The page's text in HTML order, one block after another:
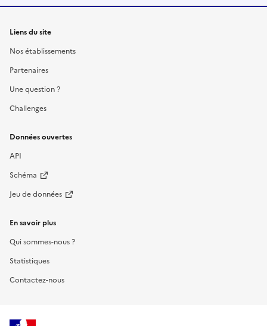
Liens du site
Nos établissements
Partenaires
Une question ?
Challenges
Données ouvertes
API
Schéma
Jeu de données
En savoir plus
Qui sommes-nous ?
Statistiques
Contactez-nous